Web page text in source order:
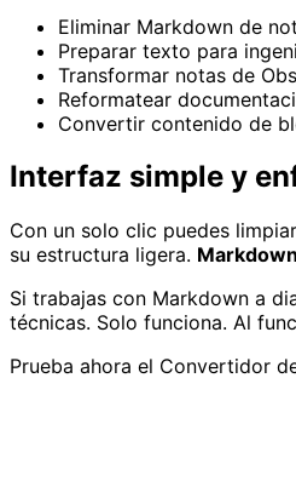
Eliminar Markdown de
Preparar texto para
Transformar notas de
Reformatear
Convertir contenido de
Interfaz simple y
Con un solo clic puedes
su estructura ligera.
Si trabajas con Markdown a
técnicas. Solo funciona. Al
Prueba ahora el Convertidor